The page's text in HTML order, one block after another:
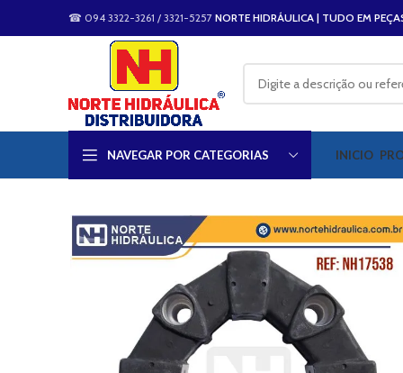
☎ 094 3322-3261 / 3321-5257 NORTE HIDRÁULICA | TUDO EM
NAVEGAR POR CATEGORIAS INICIO